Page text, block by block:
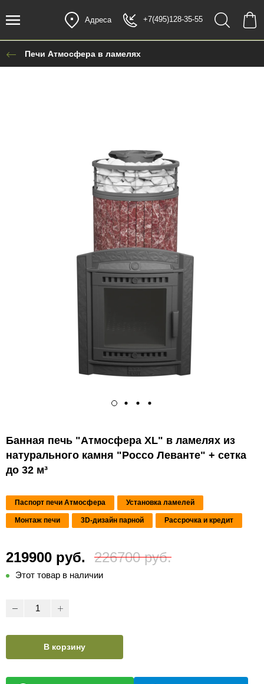
Адреса +7(495)128-35-55
Печи Атмосфера в ламелях
Банная печь "Атмосфера XL" в ламелях из
натурального камня "Россо Леванте" + сетка
до 32 м³
Паспорт печи Атмосфера Установка ламелей
Монтаж печи 3D-дизайн парной Рассрочка и кредит
219900 руб. 226700 руб.
Этот товар в наличии
В корзину